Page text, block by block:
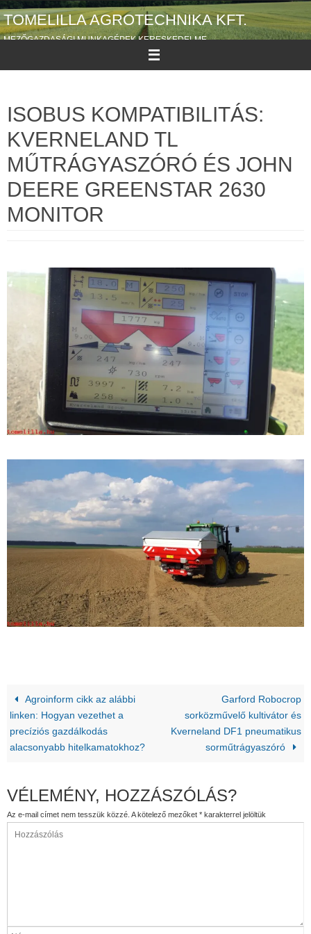
Megszakítás
TOMELILLA AGROTECHNIKA KFT.
MEZŐGAZDASÁGI MUNKAGÉPEK KERESKEDELME
ISOBUS KOMPATIBILITÁS:
KVERNELAND TL
MŰTRÁGYASZÓRÓ ÉS JOHN
DEERE GREENSTAR 2630
MONITOR
Agroinform cikk az alábbi
linken: Hogyan vezethet a
precíziós gazdálkodás
alacsonyabb hitelkamatokhoz?
Garford Robocrop
sorközművelő kultivátor és
Kverneland DF1 pneumatikus
sorműtrágyaszóró
VÉLEMÉNY, HOZZÁSZÓLÁS?
Az e-mail címet nem tesszük közzé. A kötelező mezőket * karakterrel jelöltük